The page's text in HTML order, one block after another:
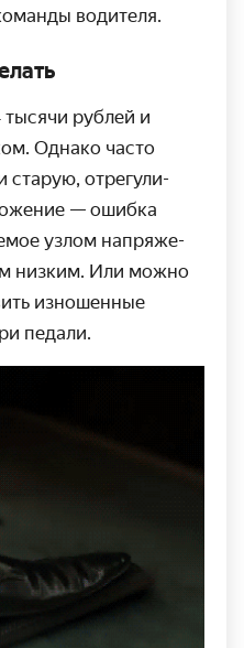
водителя.
рублей и
Однако часто
старую, отрегули­
— ошибка
узлом напряже­
низким. Или можно
изношенные
педали.